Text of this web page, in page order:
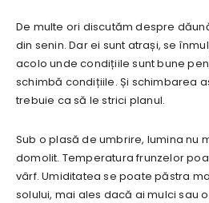
De multe ori discutăm despre
din senin. Dar ei sunt atrași, se
acolo unde condițiile sunt bune
schimbă condițiile. Și schimbarea
trebuie ca să le strici planul.
Sub o plasă de umbrire, lumina nu
domolit. Temperatura frunzelor
vârf. Umiditatea se poate păstra
solului, mai ales dacă ai mulci sau